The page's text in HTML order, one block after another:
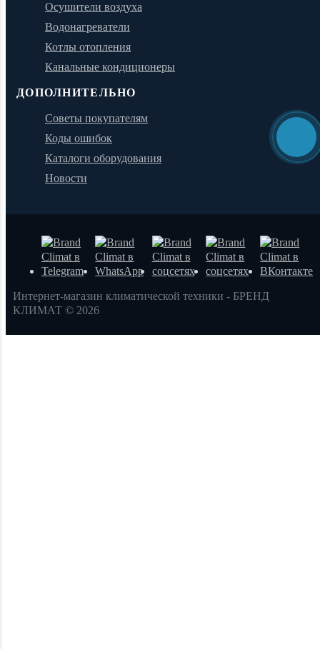
Осушители воздуха
Водонагреватели
Котлы отопления
Канальные кондиционеры
ДОПОЛНИТЕЛЬНО
Советы покупателям
Коды ошибок
Каталоги оборудования
Новости
Интернет-магазин климатической техники - БРЕНД
КЛИМАТ © 2026